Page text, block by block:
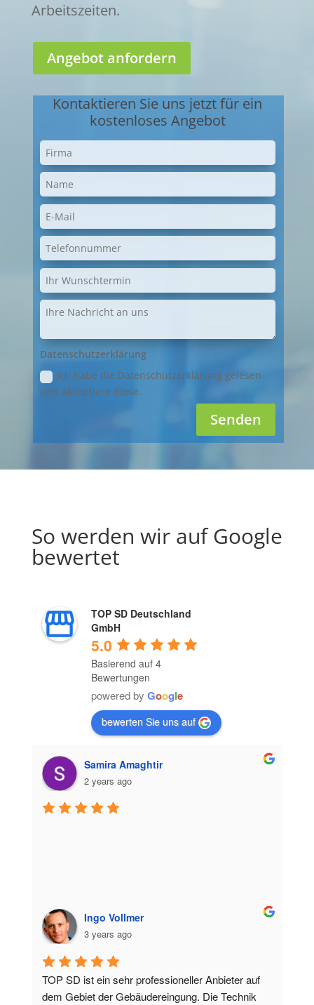
Arbeitszeiten.
Angebot anfordern
Kontaktieren Sie uns jetzt für ein
kostenloses Angebot
Datenschutzerklärung
Ich habe die Datenschutzerklärung gelesen
und akzeptiere diese.
Senden
So werden wir auf Google
bewertet
TOP SD Deutschland
GmbH
5.0
Basierend auf 4
Bewertungen
powered by Google
bewerten Sie uns auf
Samira Amaghtir
2 years ago
Ingo Vollmer
3 years ago
TOP SD ist ein sehr professioneller Anbieter auf
dem Gebiet der Gebäudereingung. Die Technik